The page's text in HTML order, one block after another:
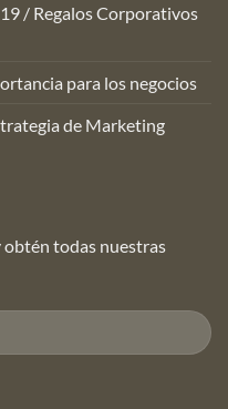
/ Regalos Corporativos
para los negocios
de Marketing
todas nuestras